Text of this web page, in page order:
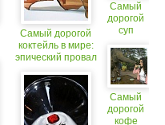
Самый дорогой
коктейль в мире:
эпический провал
Самый
дорогой
суп
Самый
дорогой
кофе